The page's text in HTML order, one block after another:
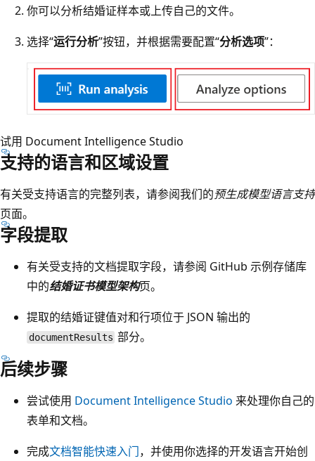
你可以分析结婚证样本或上传自己的文件。
选择“运行分析”按钮，并根据需要配置“分析选项”：
试用 Document Intelligence Studio
支持的语言和区域设置
有关受支持语言的完整列表，请参阅我们的预生成模型语言支持
页面。
字段提取
有关受支持的文档提取字段，请参阅 GitHub 示例存储库
中的结婚证书模型架构页。
提取的结婚证键值对和行项位于 JSON 输出的
documentResults 部分。
后续步骤
尝试使用 Document Intelligence Studio 来处理你自己的
表单和文档。
完成文档智能快速入门，并使用你选择的开发语言开始创